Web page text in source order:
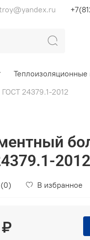
Теплоизоляционные
24379.1-2012
2012
(0) В избранное